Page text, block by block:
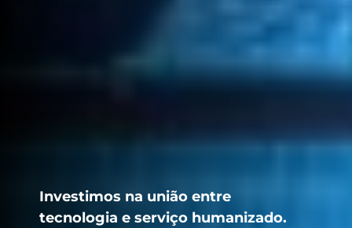
Investimos na união entre
tecnologia e serviço humanizado.
excelência
Com mais de 20 anos de experiência no mercado